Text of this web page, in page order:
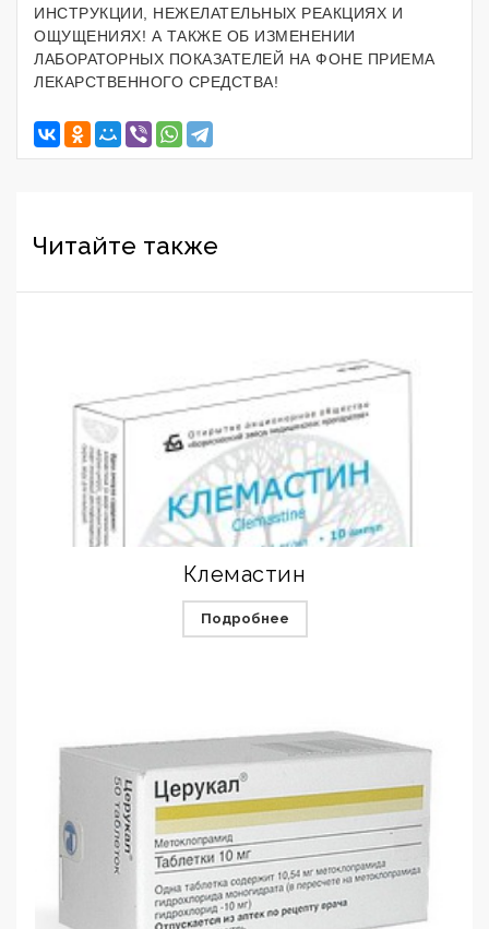
ИНСТРУКЦИИ, НЕЖЕЛАТЕЛЬНЫХ РЕАКЦИЯХ И
ОЩУЩЕНИЯХ! А ТАКЖЕ ОБ ИЗМЕНЕНИИ
ЛАБОРАТОРНЫХ ПОКАЗАТЕЛЕЙ НА ФОНЕ ПРИЕМА
ЛЕКАРСТВЕННОГО СРЕДСТВА!
Читайте также
Клемастин
Подробнее